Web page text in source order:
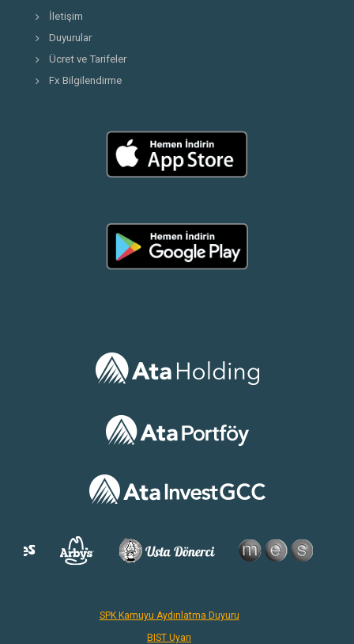
İletişim
Duyurular
Ücret ve Tarifeler
Fx Bilgilendirme
SPK Kamuyu Aydınlatma Duyuru
BIST Uyarı